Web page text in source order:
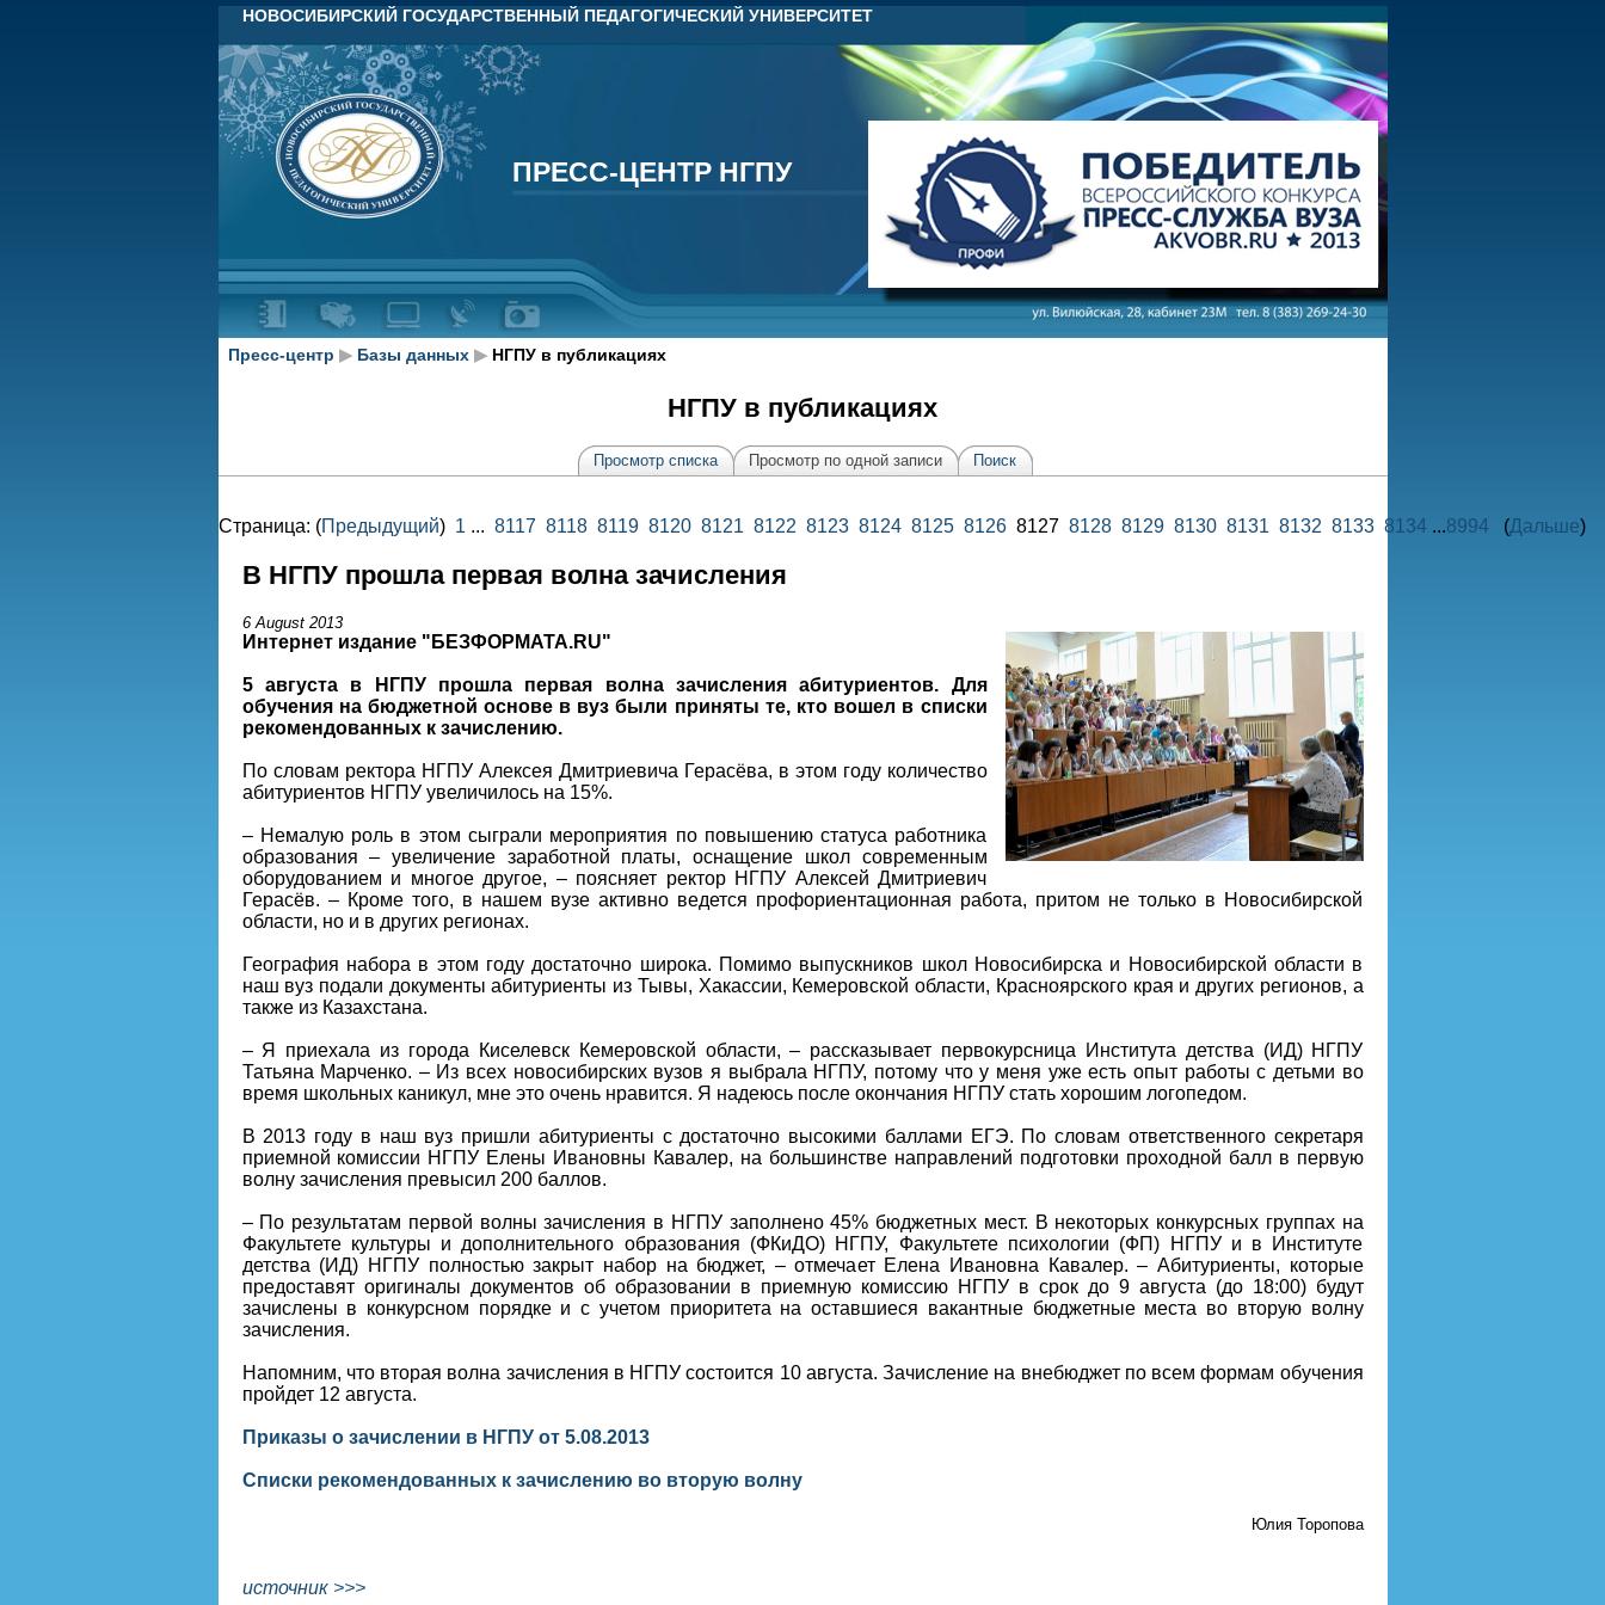
НОВОСИБИРСКИЙ ГОСУДАРСТВЕННЫЙ ПЕДАГОГИЧЕСКИЙ УНИВЕРСИТЕТ
ПРЕСС-ЦЕНТР НГПУ
ПРЕСС-ЦЕНТР НГПУ
Пресс-центр ▶ Базы данных ▶НГПУ в публикациях
НГПУ в публикациях
Просмотр списка Просмотр по одной записи Поиск
Страница: (Предыдущий) 1... 8117 8118 8119 8120 8121 8122 8123 8124 8125 81268127 8128 8129 8130 8131 8132 8133 8134 ...8994 (Дальше)
В НГПУ прошла первая волна зачисления
6 August 2013
Интернет издание "БЕЗФОРМАТА.RU"
5 августа в НГПУ прошла первая волна зачисления абитуриентов. Для
обучения на бюджетной основе в вуз были приняты те, кто вошел в списки
рекомендованных к зачислению.
По словам ректора НГПУ Алексея Дмитриевича Герасёва, в этом году количество
абитуриентов НГПУ увеличилось на 15%.
– Немалую роль в этом сыграли мероприятия по повышению статуса работника
образования – увеличение заработной платы, оснащение школ современным
оборудованием и многое другое, – поясняет ректор НГПУ Алексей Дмитриевич
Герасёв. – Кроме того, в нашем вузе активно ведется профориентационная работа, притом не только в Новосибирской
области, но и в других регионах.
География набора в этом году достаточно широка. Помимо выпускников школ Новосибирска и Новосибирской области в
наш вуз подали документы абитуриенты из Тывы, Хакассии, Кемеровской области, Красноярского края и других регионов, а
также из Казахстана.
– Я приехала из города Киселевск Кемеровской области, – рассказывает первокурсница Института детства (ИД) НГПУ
Татьяна Марченко. – Из всех новосибирских вузов я выбрала НГПУ, потому что у меня уже есть опыт работы с детьми во
время школьных каникул, мне это очень нравится. Я надеюсь после окончания НГПУ стать хорошим логопедом.
В 2013 году в наш вуз пришли абитуриенты с достаточно высокими баллами ЕГЭ. По словам ответственного секретаря
приемной комиссии НГПУ Елены Ивановны Кавалер, на большинстве направлений подготовки проходной балл в первую
волну зачисления превысил 200 баллов.
– По результатам первой волны зачисления в НГПУ заполнено 45% бюджетных мест. В некоторых конкурсных группах на
Факультете культуры и дополнительного образования (ФКиДО) НГПУ, Факультете психологии (ФП) НГПУ и в Институте
детства (ИД) НГПУ полностью закрыт набор на бюджет, – отмечает Елена Ивановна Кавалер. – Абитуриенты, которые
предоставят оригиналы документов об образовании в приемную комиссию НГПУ в срок до 9 августа (до 18:00) будут
зачислены в конкурсном порядке и с учетом приоритета на оставшиеся вакантные бюджетные места во вторую волну
зачисления.
Напомним, что вторая волна зачисления в НГПУ состоится 10 августа. Зачисление на внебюджет по всем формам обучения
пройдет 12 августа.
Приказы о зачислении в НГПУ от 5.08.2013
Списки рекомендованных к зачислению во вторую волну
Юлия Торопова
источник >>>